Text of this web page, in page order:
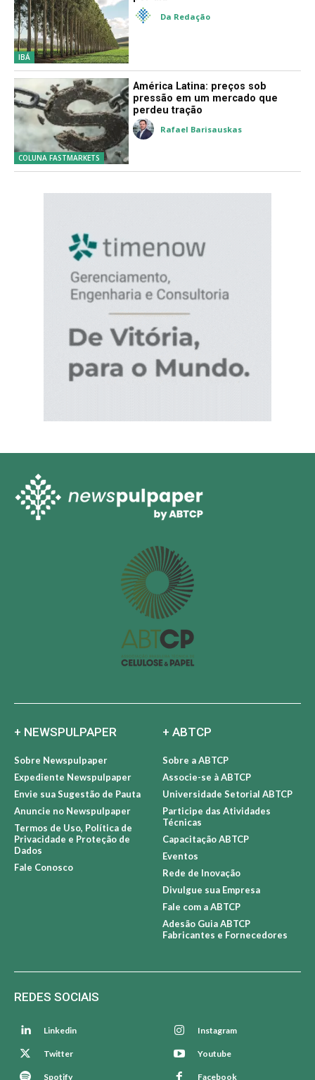
IBÁ
Da Redação
COLUNA FASTMARKETS
América Latina: preços sob
pressão em um mercado que
perdeu tração
Rafael Barisauskas
+ NEWSPULPAPER
Sobre Newspulpaper
Expediente Newspulpaper
Envie sua Sugestão de Pauta
Anuncie no Newspulpaper
+ ABTCP
Sobre a ABTCP
Associe-se à ABTCP
Universidade Setorial ABTCP
Participe das Atividades
Capacitação ABTCP
Rede de Inovação
REDES SOCIAIS